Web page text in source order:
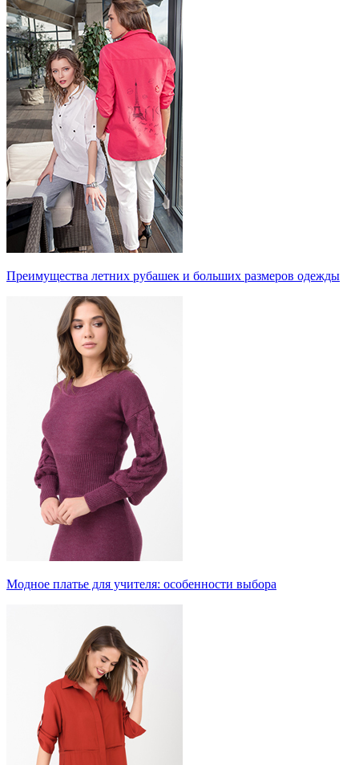
Преимущества летних рубашек и больших размеров одежды
Модное платье для учителя: особенности выбора